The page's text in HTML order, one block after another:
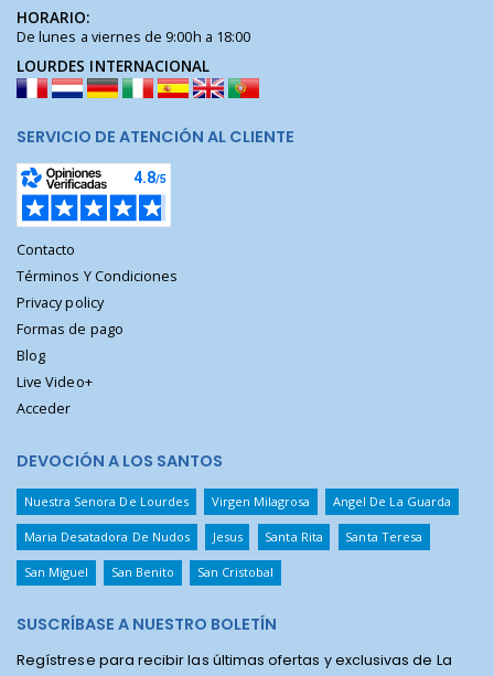
HORARIO:
De lunes a viernes de 9:00h a 18:00
LOURDES INTERNACIONAL
SERVICIO DE ATENCIÓN AL CLIENTE
Contacto
Términos Y Condiciones
Privacy policy
Formas de pago
Blog
Live Video+
Acceder
DEVOCIÓN A LOS SANTOS
Nuestra Senora De Lourdes Virgen Milagrosa Angel De La Guarda
Maria Desatadora De Nudos Jesus Santa Rita Santa Teresa
San Miguel San Benito San Cristobal
SUSCRÍBASE A NUESTRO BOLETÍN
Regístrese para recibir las últimas ofertas y exclusivas de La